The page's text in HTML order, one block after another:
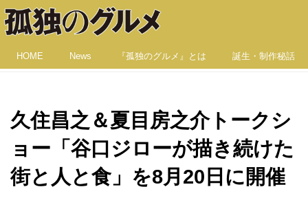
HOME News 『孤独のグルメ』とは 誕生・制作秘話
久住昌之＆夏目房之介トークシ
ョー「谷口ジローが描き続けた
街と人と食」を8月20日に開催